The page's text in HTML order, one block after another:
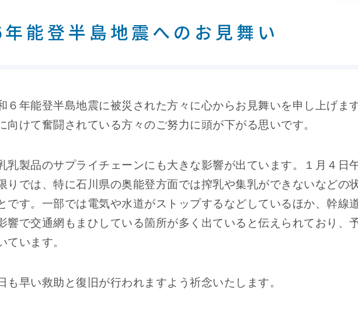
能登半島地震へのお見舞い
６年能登半島地震に被災された方々に心からお見舞いを申し上げま
向けて奮闘されている方々のご努力に頭が下がる思いです。
乳製品のサプライチェーンにも大きな影響が出ています。１月４日
りでは、特に石川県の奥能登方面では搾乳や集乳ができないなどの
です。一部では電気や水道がストップするなどしているほか、幹線
響で交通網もまひしている箇所が多く出ていると伝えられており、
ています。
も早い救助と復旧が行われますよう祈念いたします。